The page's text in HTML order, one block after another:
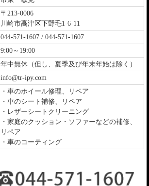
〒213-0006
川崎市高津区下野毛1-6-11
044-571-1607 / 044-571-1607
9:00～19:00
年中無休（但し、夏季及び年末年始は除く）
info@tr-ipy.com
・車のホイール修理、リペア
・車のシート補修、リペア
・レザーシートクリーニング
・家庭のクッション・ソファーなどの補修、
リペア
・車のコーティング